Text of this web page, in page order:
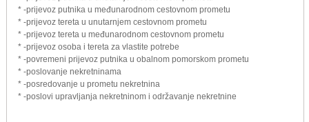
* -prijevoz putnika u međunarodnom cestovnom prometu
* -prijevoz tereta u unutarnjem cestovnom prometu
* -prijevoz tereta u međunarodnom cestovnom prometu
* -prijevoz osoba i tereta za vlastite potrebe
* -povremeni prijevoz putnika u obalnom pomorskom prometu
* -poslovanje nekretninama
* -posredovanje u prometu nekretnina
* -poslovi upravljanja nekretninom i održavanje nekretnine